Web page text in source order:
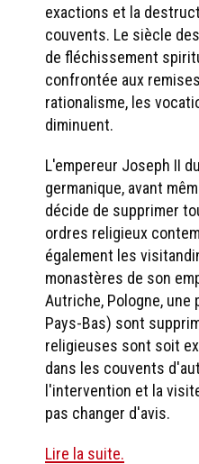
exactions et la
couvents. Le siècle
de fléchissement
confrontée aux
rationalisme, les
diminuent.
L'empereur Joseph II
germanique, avant
décide de supprimer
ordres religieux
également les
monastères de son
Autriche, Pologne, une
Pays-Bas) sont
religieuses sont soit
dans les couvents
l'intervention et la
pas changer d'avis.
Lire la suite.